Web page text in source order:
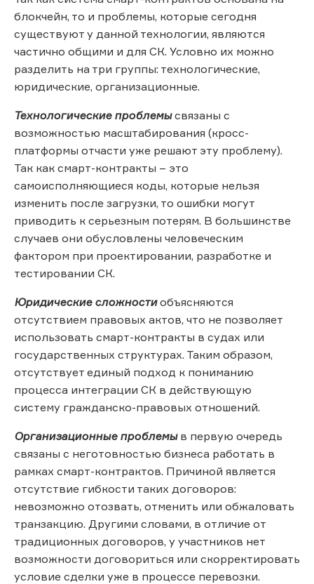
блокчейн, то и проблемы, которые сегодня
существуют у данной технологии, являются
частично общими и для СК. Условно их можно
разделить на три группы: технологические,
юридические, организационные.
Технологические проблемысвязаны с
возможностью масштабирования (кросс-
платформы отчасти уже решают эту проблему).
Так как смарт-контракты – это
самоисполняющиеся коды, которые нельзя
изменить после загрузки, то ошибки могут
приводить к серьезным потерям. В большинстве
случаев они обусловлены человеческим
фактором при проектировании, разработке и
тестировании СК.
Юридические сложностиобъясняются
отсутствием правовых актов, что не позволяет
использовать смарт-контракты в судах или
государственных структурах. Таким образом,
отсутствует единый подход к пониманию
процесса интеграции СК в действующую
систему гражданско-правовых отношений.
Организационные проблемыв первую очередь
связаны с неготовностью бизнеса работать в
рамках смарт-контрактов. Причиной является
отсутствие гибкости таких договоров:
невозможно отозвать, отменить или обжаловать
транзакцию. Другими словами, в отличие от
традиционных договоров, у участников нет
возможности договориться или скорректировать
условие сделки уже в процессе перевозки.